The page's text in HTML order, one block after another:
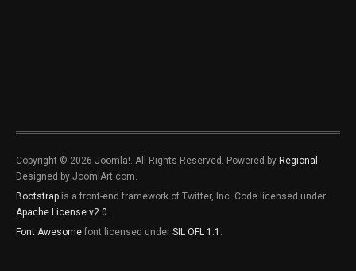
Copyright © 2026 Joomla!. All Rights Reserved. Powered by Regional -
Designed by JoomlArt.com.
Bootstrap is a front-end framework of Twitter, Inc. Code licensed under
Apache License v2.0
Font Awesome font licensed under SIL OFL 1.1